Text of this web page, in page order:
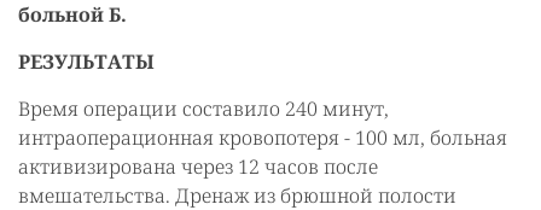
больной Б.
РЕЗУЛЬТАТЫ
Время операции составило 240 минут,
интраоперационная кровопотеря - 100 мл, больная
активизирована через 12 часов после
вмешательства. Дренаж из брюшной полости